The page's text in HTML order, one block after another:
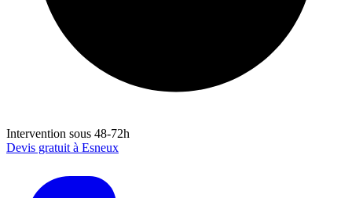
Intervention sous 48-72h
Devis gratuit à Esneux